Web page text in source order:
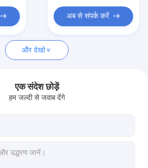
अब से संपर्क करें
और देखो
एक संदेश छोड़ें
हम जल्दी से जवाब देंगे